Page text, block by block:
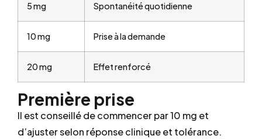
5 mg Spontanéité quotidienne
10 mg Prise à la demande
20 mg Effet renforcé
Première prise
Il est conseillé de commencer par 10 mg et
d’ajuster selon réponse clinique et tolérance.